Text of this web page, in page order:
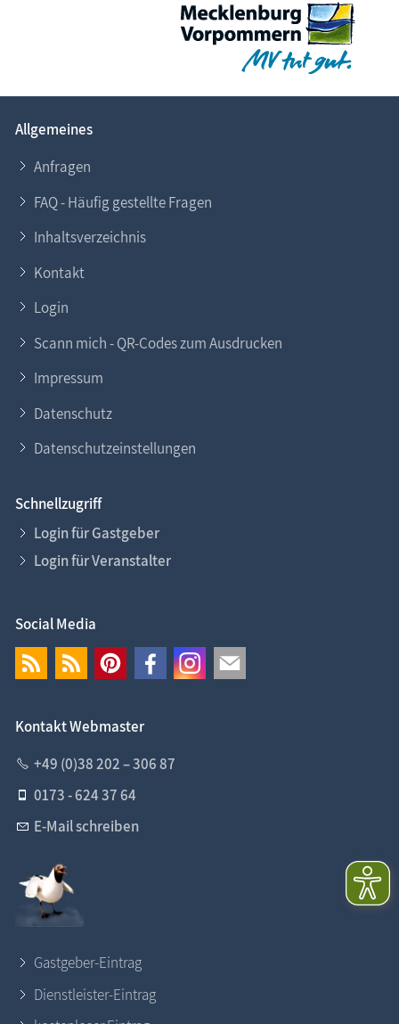
Allgemeines
Anfragen
FAQ - Häufig gestellte Fragen
Inhaltsverzeichnis
Kontakt
Login
Scann mich - QR-Codes zum Ausdrucken
Impressum
Datenschutz
Datenschutzeinstellungen
Schnellzugriff
Login für Gastgeber
Login für Veranstalter
Social Media
Kontakt Webmaster
+49 (0)38 202 – 306 87
0173 - 624 37 64
E-Mail schreiben
Gastgeber-Eintrag
Dienstleister-Eintrag